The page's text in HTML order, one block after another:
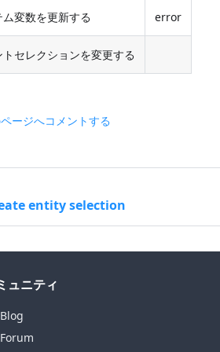
ム変数を更新する error
トセレクションを変更する
ージへコメントする
entity selection
ュニティ